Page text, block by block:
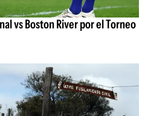
vs Boston River por el Torneo